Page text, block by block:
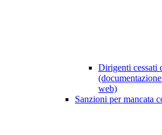
Dirigenti cessati
web)
Sanzioni per mancata